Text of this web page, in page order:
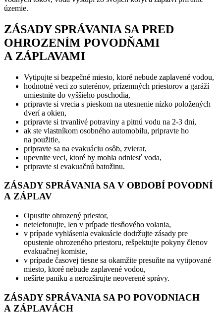
územie.
ZÁSADY SPRÁVANIA SA PRED
OHROZENÍM POVODŇAMI
A ZÁPLAVAMI
Vytipujte si bezpečné miesto, ktoré nebude zaplavené vodou,
hodnotné veci zo suterénov, prízemných priestorov a garáží
umiestnite do vyššieho poschodia,
pripravte si vrecia s pieskom na utesnenie nízko položených
dverí a okien,
pripravte si trvanlivé potraviny a pitnú vodu na 2-3 dni,
ak ste vlastníkom osobného automobilu, pripravte ho
na použitie,
pripravte sa na evakuáciu osôb, zvierat,
upevnite veci, ktoré by mohla odniesť voda,
pripravte si evakuačnú batožinu.
ZÁSADY SPRÁVANIA SA V OBDOBÍ POVODNÍ
A ZÁPLAV
Opustite ohrozený priestor,
netelefonujte, len v prípade tiesňového volania,
v prípade vyhlásenia evakuácie dodržujte zásady pre
opustenie ohrozeného priestoru, rešpektujte pokyny členov
evakuačnej komisie,
v prípade časovej tiesne sa okamžite presuňte na vytipované
miesto, ktoré nebude zaplavené vodou,
nešírte paniku a nerozširujte neoverené správy.
ZÁSADY SPRÁVANIA SA PO POVODNIACH
A ZÁPLAVÁCH